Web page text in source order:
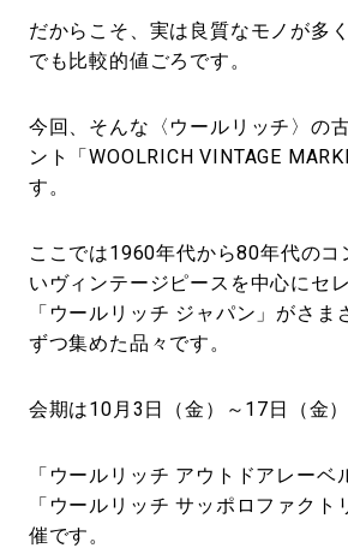
だからこそ、実は良質なモノが多
でも比較的値ごろです。
今回、そんな〈ウールリッチ〉の
ント「WOOLRICH VINTAGE
す。
ここでは1960年代から80年代のコ
いヴィンテージピースを中心にセ
「ウールリッチ ジャパン」がさま
ずつ集めた品々です。
会期は10月3日（金）～17日（金）
「ウールリッチ アウトドアレーベ
「ウールリッチ サッポロファクト
催です。